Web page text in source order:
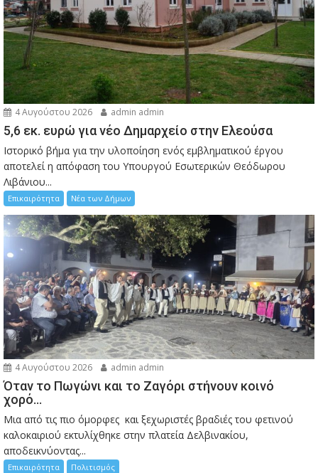
4 Αυγούστου 2026 admin admin
5,6 εκ. ευρώ για νέο Δημαρχείο στην Ελεούσα
Ιστορικό βήμα για την υλοποίηση ενός εμβληματικού έργου
αποτελεί η απόφαση του Υπουργού Εσωτερικών Θεόδωρου
Λιβάνιου...
Επικαιρότητα Νέα των Δήμων
4 Αυγούστου 2026 admin admin
Όταν το Πωγώνι και το Ζαγόρι στήνουν κοινό
χορό…
Μια από τις πιο όμορφες και ξεχωριστές βραδιές του φετινού
καλοκαιριού εκτυλίχθηκε στην πλατεία Δελβινακίου,
αποδεικνύοντας...
Επικαιρότητα Πολιτισμός